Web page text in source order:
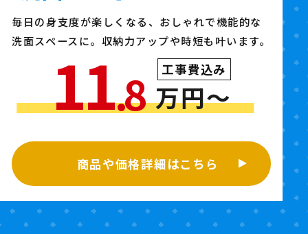
工事費込み
11.8 万円〜
毎日の身支度が楽しくなる、おしゃれで機能的な
洗面スペースに。収納力アップや時短も叶います。
商品や価格詳細はこちら